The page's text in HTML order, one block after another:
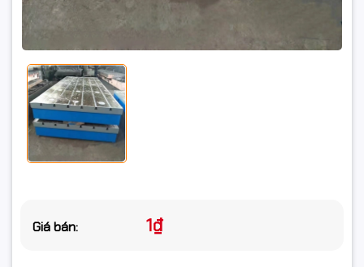
Giá bán: 1₫
GỬI THÔNG TIN